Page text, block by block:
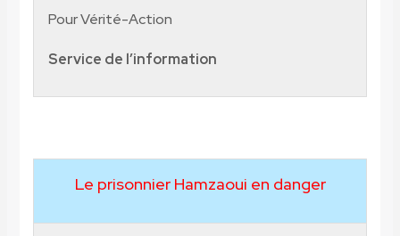
Pour Vérité-Action
Service de l’information
Le prisonnier Hamzaoui en danger